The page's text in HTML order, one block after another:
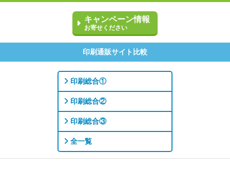
キャンペーン情報
お寄せください
印刷通販サイト比較
印刷総合①
印刷総合②
印刷総合③
全一覧